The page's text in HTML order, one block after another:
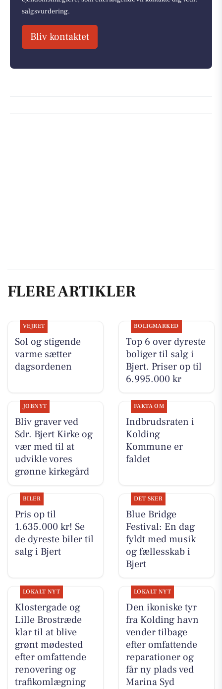
salgsvurdering.
Bliv kontaktet
FLERE ARTIKLER
VEJRET
Sol og stigende
varme sætter
dagsordenen
BOLIGMARKED
Top 6 over dyreste
boliger til salg i
Bjert. Priser op til
6.995.000 kr
JOBNYT
Bliv graver ved
Sdr. Bjert Kirke og
vær med til at
udvikle vores
grønne kirkegård
FAKTA OM
Indbrudsraten i
Kolding
Kommune er
faldet
BILER
Pris op til
1.635.000 kr! Se
de dyreste biler til
salg i Bjert
DET SKER
Blue Bridge
Festival: En dag
fyldt med musik
og fællesskab i
Bjert
LOKALT NYT
Klostergade og
Lille Brostræde
klar til at blive
grønt mødested
efter omfattende
renovering og
trafikomlægning
LOKALT NYT
Den ikoniske tyr
fra Kolding havn
vender tilbage
efter omfattende
reparationer og
får ny plads ved
Marina Syd